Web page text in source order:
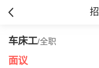
车床工/全职
面议